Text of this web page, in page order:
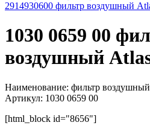
2914930600 фильтр воздушный
1030 0659 00
воздушный
Наименование: фильтр воздушный
Артикул: 1030 0659 00
[html_block id="8656"]